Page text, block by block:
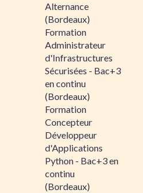
Alternance
(Bordeaux)
Formation
Administrateur
d'Infrastructures
Sécurisées - Bac+3
en continu
(Bordeaux)
Formation
Concepteur
Développeur
d'Applications
Python - Bac+3 en
continu
(Bordeaux)